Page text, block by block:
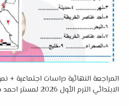
المراجعة النهائية دراسات اجتماعية +
الابتدائي الترم الأول 2026 لمستر احمد منصور